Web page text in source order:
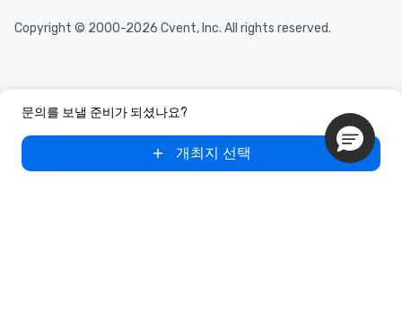
문의를 보낼 준비가 되셨나요?
개최지 선택
Copyright © 2000-2026 Cvent, Inc. All rights reserved.